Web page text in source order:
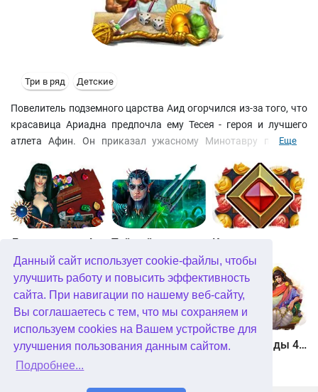
Данный сайт использует cookie-файлы, чтобы
улучшить работу и повысить эффективность
сайта. При навигации по нашему веб-сайту,
Вы соглашаетесь с тем, что мы сохраняем и
используем cookies на Вашем устройстве для
улучшения пользования данным сайтом.
Подробнее...
Три в ряд Детские
Повелитель подземного царства Аид огорчился из-за того, что
красавица Ариадна предпочла ему Тесея - героя и лучшего
атлета Афин. Он приказал ужасному Минотавру похитить
оставить Тесею путеводную нить из чудесных жемчужин.
Разгадывайте головоломки "три в ряд", помогите герою
преодолеть все препятствия, добраться до логова Минотавра
и освободить возлюбленную!
Еще
Джевел матч 4 Квадриум
Хранитель рун Мундус. Невозможная вселенная Герои Эллады 4. Рождение мифа